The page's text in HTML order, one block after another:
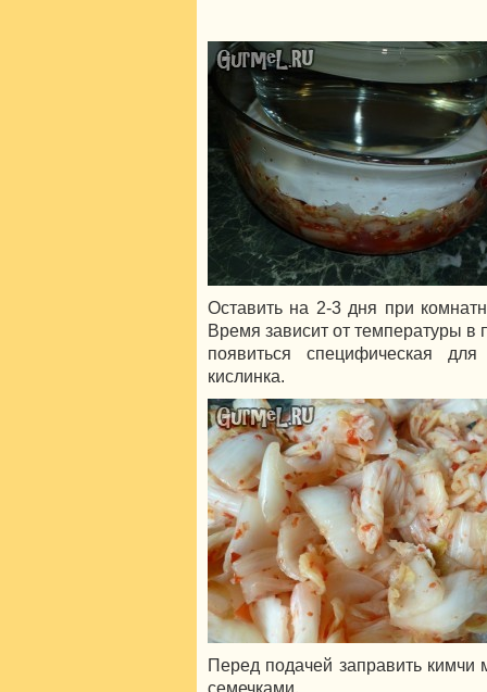
Оставить на 2-3 дня при
Время зависит от температуры
появиться специфическая
кислинка.
Перед подачей заправить
семечками.